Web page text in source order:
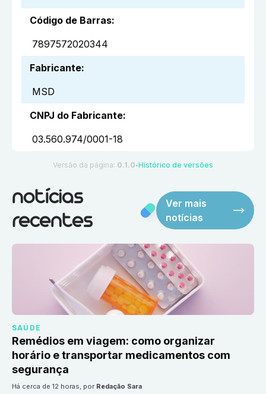
Código de Barras:
7897572020344
Fabricante:
MSD
CNPJ do Fabricante:
03.560.974/0001-18
Versão da página: 0.1.0 ●Histórico de versões
notícias
recentes
Ver mais
notícias
SAÚDE
Remédios em viagem: como organizar
horário e transportar medicamentos com
segurança
há cerca de 12 horas, por Redação Sara